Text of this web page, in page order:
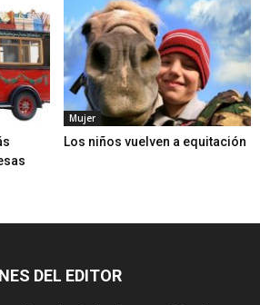
Mujer
Los niños vuelven a equitación
DEL EDITOR